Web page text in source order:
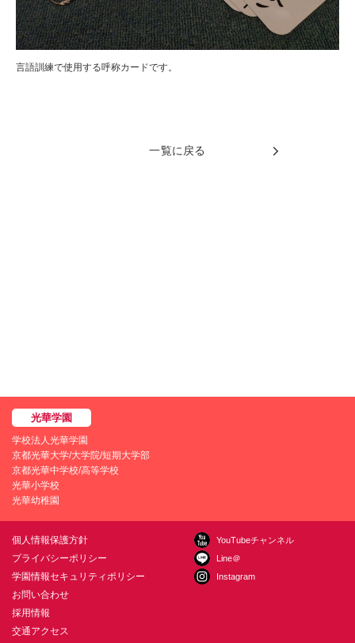
言語訓練で使用する呼称カードです。
一覧に戻る
学校法人光華学園
京都光華大学/大学院/短期大学部
京都光華中学校/高等学校
光華小学校
光華幼稚園
個人情報保護方針
プライバシーポリシー
学園情報セキュリティポリシー
お問い合わせ
採用情報
交通アクセス
YouTubeチャンネル
Line＠
Instagram